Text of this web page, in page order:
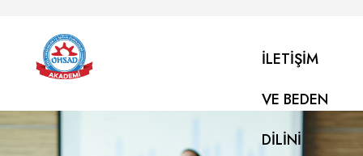
İLETIŞIM
VE BEDEN
DILINI